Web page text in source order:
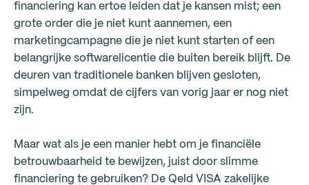
financiering kan ertoe leiden dat je kansen mist; een
grote order die je niet kunt aannemen, een
marketingcampagne die je niet kunt starten of een
belangrijke softwarelicentie die buiten bereik blijft. De
deuren van traditionele banken blijven gesloten,
simpelweg omdat de cijfers van vorig jaar er nog niet
zijn.
Maar wat als je een manier hebt om je financiële
betrouwbaarheid te bewijzen, juist door slimme
financiering te gebruiken? De Qeld VISA zakelijke